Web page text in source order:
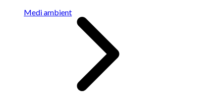
Medi ambient